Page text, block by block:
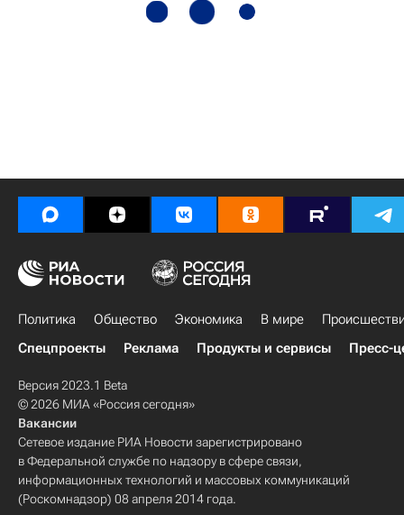
Политика Общество Экономика В мире
Спецпроекты
Реклама Продукты и сервисы Пресс-
Версия 2023.1 Beta
© 2026 МИА «Россия сегодня»
Вакансии
Сетевое издание РИА Новости зарегистрировано
в Федеральной службе по надзору в сфере связи,
информационных технологий и массовых коммуникаций
(Роскомнадзор) 08 апреля 2014 года.